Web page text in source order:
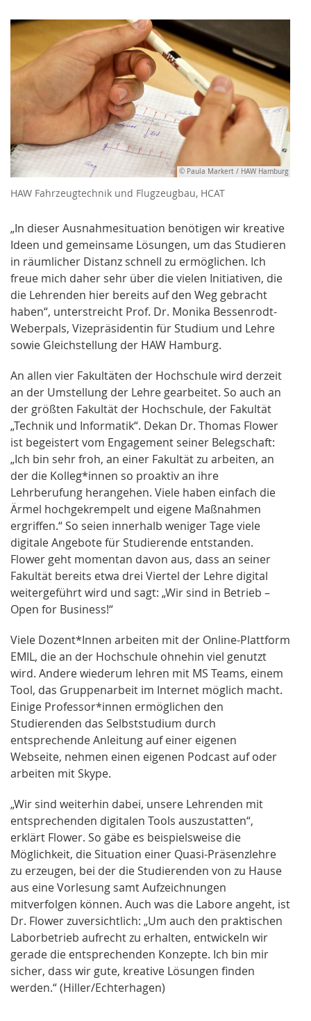
© Paula Markert / HAW Hamburg
HAW Fahrzeugtechnik und Flugzeugbau, HCAT
„In dieser Ausnahmesituation benötigen wir kreative
Ideen und gemeinsame Lösungen, um das Studieren
in räumlicher Distanz schnell zu ermöglichen. Ich
freue mich daher sehr über die vielen Initiativen, die
die Lehrenden hier bereits auf den Weg gebracht
haben“, unterstreicht Prof. Dr. Monika Bessenrodt-
Weberpals, Vizepräsidentin für Studium und Lehre
sowie Gleichstellung der HAW Hamburg.
An allen vier Fakultäten der Hochschule wird derzeit
an der Umstellung der Lehre gearbeitet. So auch an
der größten Fakultät der Hochschule, der Fakultät
„Technik und Informatik“. Dekan Dr. Thomas Flower
ist begeistert vom Engagement seiner Belegschaft:
„Ich bin sehr froh, an einer Fakultät zu arbeiten, an
der die Kolleg*innen so proaktiv an ihre
Lehrberufung herangehen. Viele haben einfach die
Ärmel hochgekrempelt und eigene Maßnahmen
ergriffen.“ So seien innerhalb weniger Tage viele
digitale Angebote für Studierende entstanden.
Flower geht momentan davon aus, dass an seiner
Fakultät bereits etwa drei Viertel der Lehre digital
weitergeführt wird und sagt: „Wir sind in Betrieb –
Open for Business!“
Viele Dozent*Innen arbeiten mit der Online-Plattform
EMIL, die an der Hochschule ohnehin viel genutzt
wird. Andere wiederum lehren mit MS Teams, einem
Tool, das Gruppenarbeit im Internet möglich macht.
Einige Professor*innen ermöglichen den
Studierenden das Selbststudium durch
entsprechende Anleitung auf einer eigenen
Webseite, nehmen einen eigenen Podcast auf oder
arbeiten mit Skype.
„Wir sind weiterhin dabei, unsere Lehrenden mit
entsprechenden digitalen Tools auszustatten“,
erklärt Flower. So gäbe es beispielsweise die
Möglichkeit, die Situation einer Quasi-Präsenzlehre
zu erzeugen, bei der die Studierenden von zu Hause
aus eine Vorlesung samt Aufzeichnungen
mitverfolgen können. Auch was die Labore angeht, ist
Dr. Flower zuversichtlich: „Um auch den praktischen
Laborbetrieb aufrecht zu erhalten, entwickeln wir
gerade die entsprechenden Konzepte. Ich bin mir
sicher, dass wir gute, kreative Lösungen finden
werden.“ (Hiller/Echterhagen)